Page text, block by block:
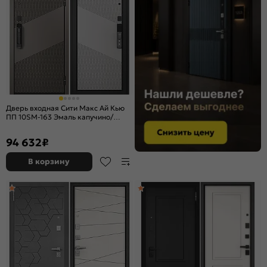
Дверь входная Сити Макс Ай Кью
ПП 10SM-163 Эмаль капучино/
94 632₽
В корзину